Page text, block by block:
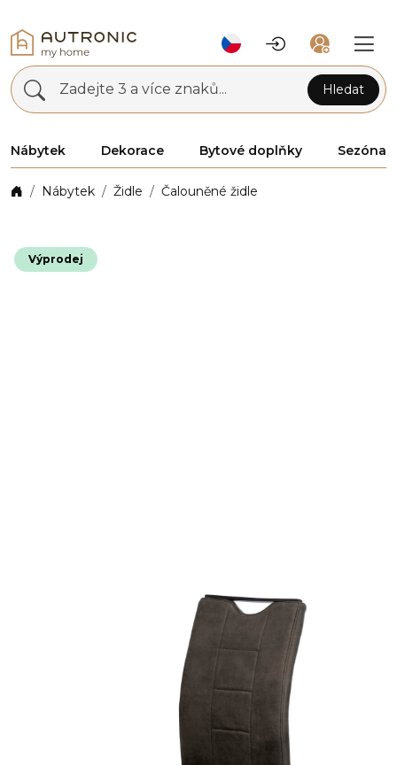
Zadejte 3 a více znaků... Hledat
Nábytek Dekorace Bytové doplňky Sezóna
Nábytek Židle Čalouněné židle
Výprodej